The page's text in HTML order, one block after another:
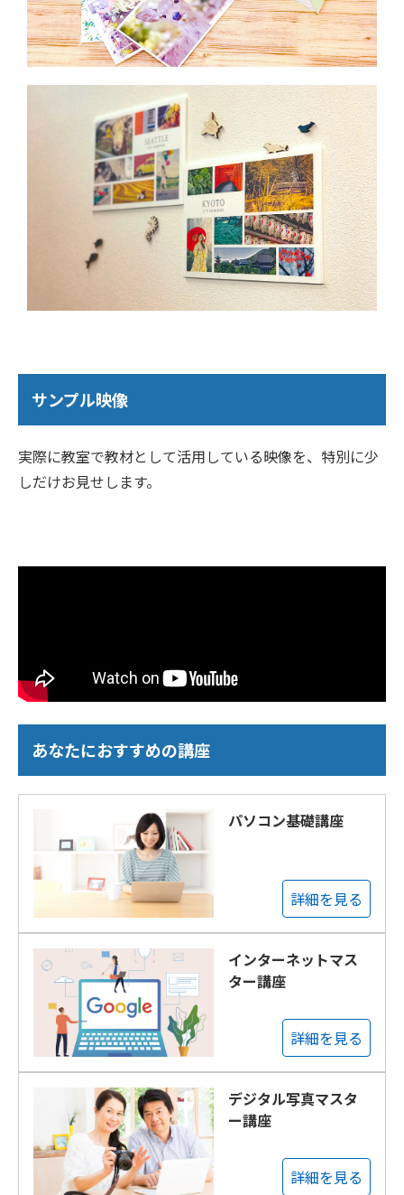
サンプル映像
実際に教室で教材として活用している映像を、特別に少
しだけお見せします。
あなたにおすすめの講座
パソコン基礎講座
詳細を見る
インターネットマス
ター講座
詳細を見る
デジタル写真マスタ
ー講座
詳細を見る